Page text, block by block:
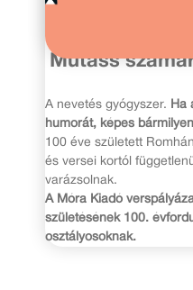
Mutass
A nevetés gyógyszer.
Ha
humorát, képes
100 éve született
és versei kortól
varázsolnak.
A Móra Kiadó
születésének 100.
osztályosoknak.